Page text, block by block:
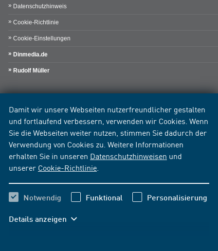
Damit wir unsere Webseiten nutzerfreundlicher gestalten
und fortlaufend verbessern, verwenden wir Cookies. Wenn
Sie die Webseiten weiter nutzen, stimmen Sie dadurch der
Verwendung von Cookies zu. Weitere Informationen
erhalten Sie in unseren Datenschutzhinweisen und
unserer Cookie-Richtlinie
Notwendig Funktional Personalisierung
Details anzeigen
Datenschutzhinweis
Cookie-Richtlinie
Cookie-Einstellungen
Dinmedia.de
Rudolf Müller